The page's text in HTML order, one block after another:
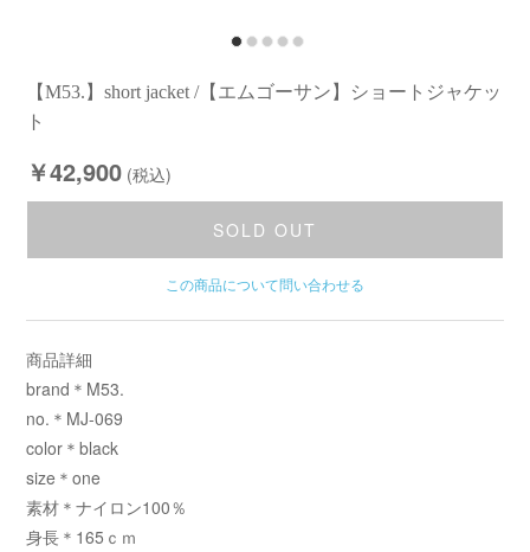
【M53.】short jacket /【エムゴーサン】ショートジャケッ
ト
￥42,900 (税込)
SOLD OUT
この商品について問い合わせる
商品詳細
brand＊M53.
no.＊MJ-069
color＊black
size＊one
素材＊ナイロン100％
身長＊165ｃｍ